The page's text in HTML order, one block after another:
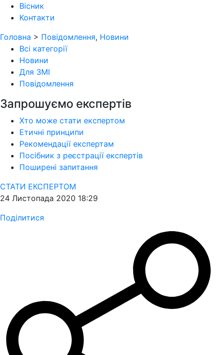
Вісник
Контакти
Головна > Повідомлення, Новини
Всі категорії
Новини
Для ЗМІ
Повідомлення
Запрошуємо експертів
Хто може стати експертом
Етичні принципи
Рекомендації експертам
Посібник з реєстрації експертів
Поширені запитання
СТАТИ ЕКСПЕРТОМ
24 Листопада 2020 18:29
Поділитися